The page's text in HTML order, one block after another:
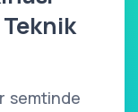
semtinde